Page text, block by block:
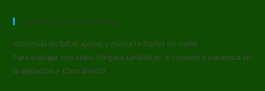
Mensaje De La Semana
«Disimula las faltas ajenas y nunca te burles de nadie.
Para trabajar con éxito, téngase caridad en el corazón y paciencia en
la ejecución.» (Don Bosco)